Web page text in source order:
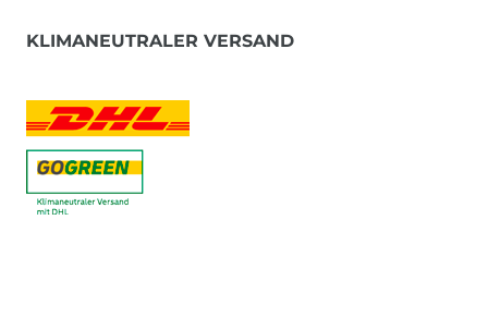
KLIMANEUTRALER VERSAND